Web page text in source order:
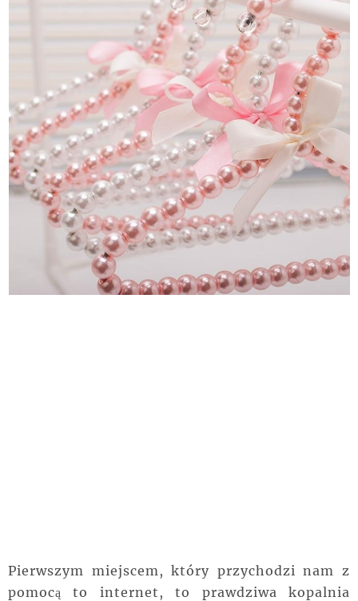
Pierwszym miejscem, który przychodzi nam z
pomocą to internet, to prawdziwa kopalnia